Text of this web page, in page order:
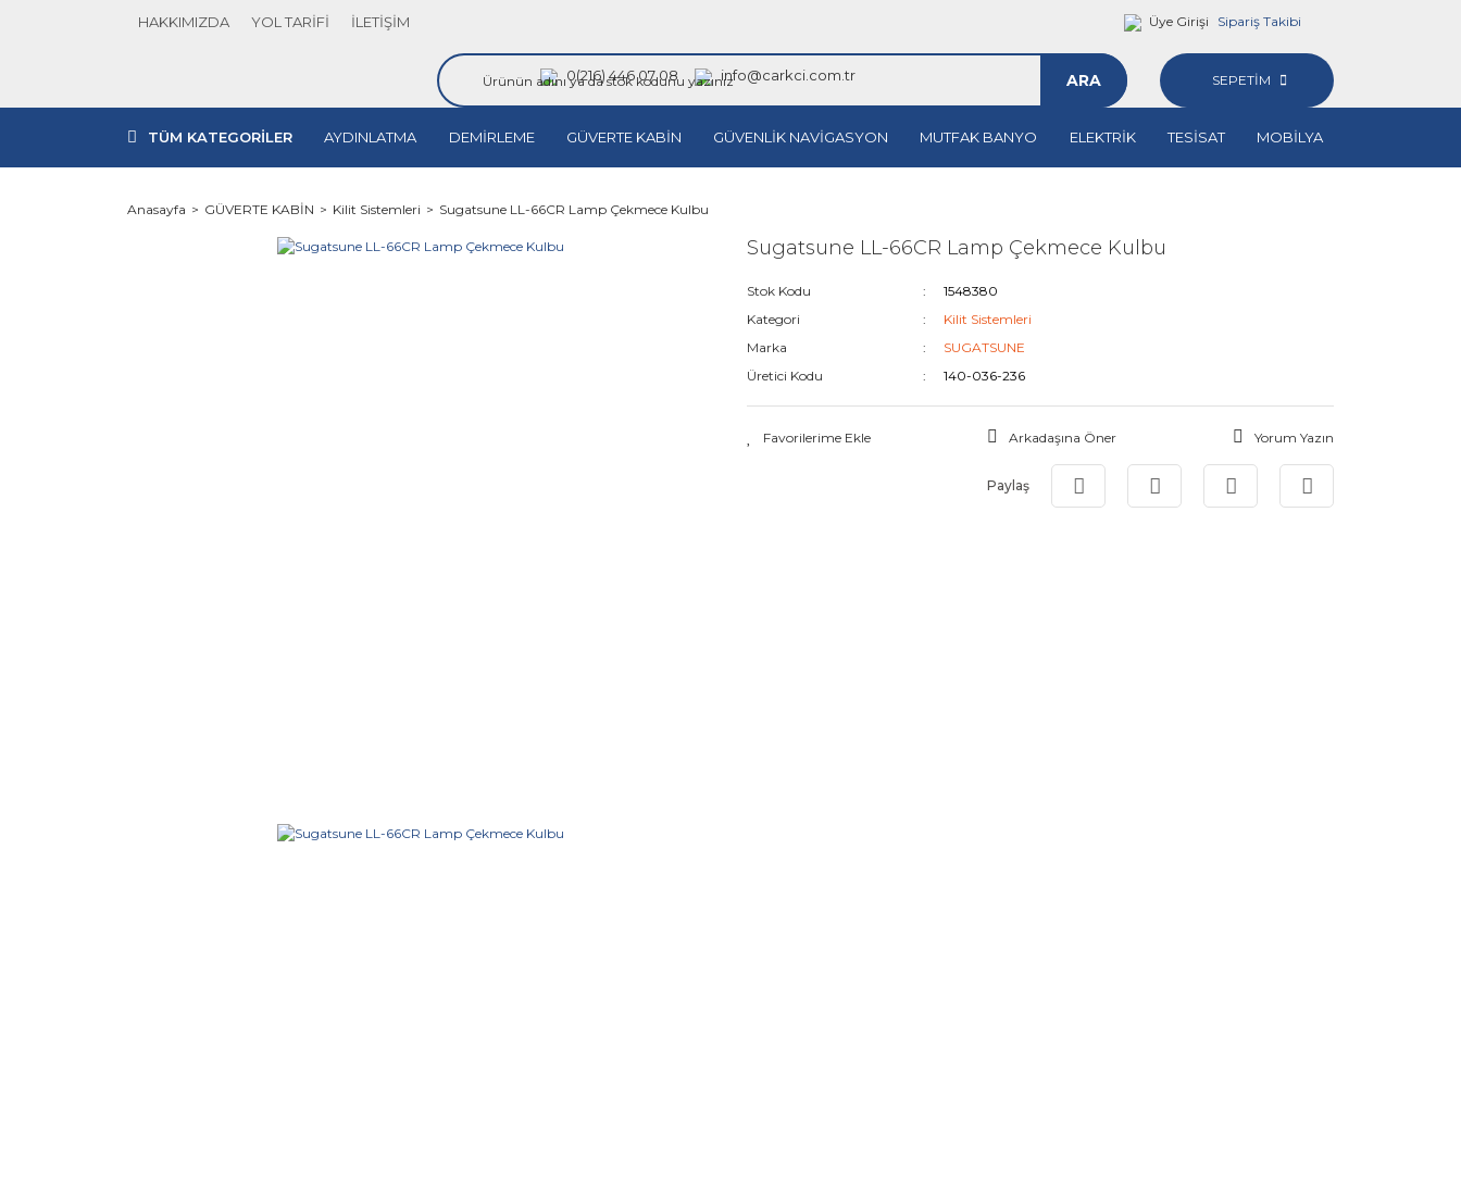
HAKKIMIZDA YOL TARİFİ İLETİŞİM Üye Girişi Sipariş Takibi
0(216) 446 07 08 info@carkci.com.tr ARA SEPETİM
TÜM KATEGORİLER AYDINLATMA DEMİRLEME GÜVERTE KABİN GÜVENLİK NAVİGASYON MUTFAK BANYO ELEKTRİK TESİSAT MOBİLYA
Anasayfa GÜVERTE KABİN Kilit Sistemleri Sugatsune LL-66CR Lamp Çekmece Kulbu
Sugatsune LL-66CR Lamp Çekmece Kulbu
Stok Kodu
1548380
Kategori
Kilit Sistemleri
Marka
SUGATSUNE
Üretici Kodu
140-036-236
Arkadaşına Öner Yorum Yazın
Paylaş